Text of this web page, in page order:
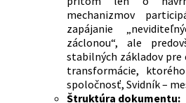
mechanizmov
zapájanie
záclonou“, ale
stabilných základov pre
transformácie,
spoločnosť, Svidník –
Štruktúra dokumentu: